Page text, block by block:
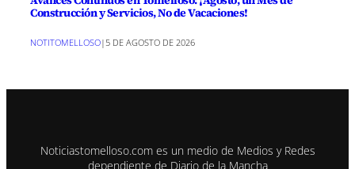
Construcción y Servicios, No de Vacaciones!
NOTITOMELLOSO|5 DE AGOSTO DE 2026
Noticiastomelloso.com es un medio de Medios y Redes
dependiente de Diario de la Mancha